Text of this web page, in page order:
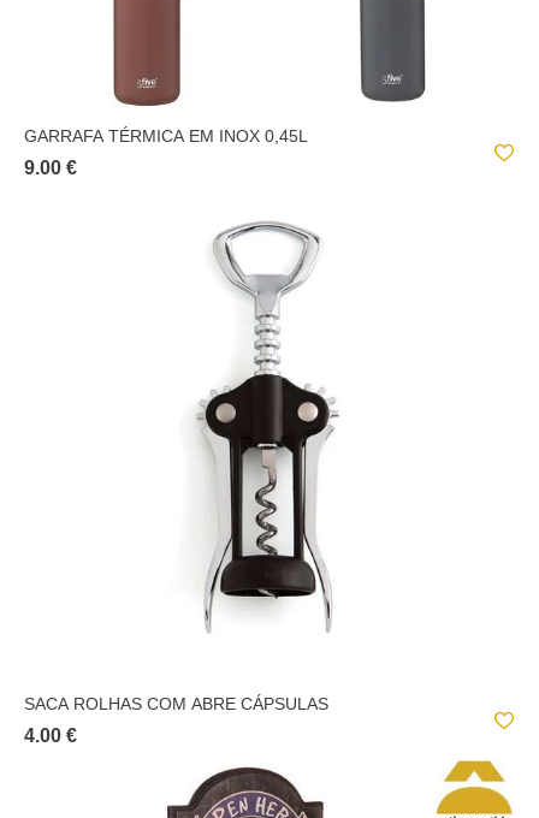
GARRAFA TÉRMICA EM INOX 0,45L
9.00 €
SACA ROLHAS COM ABRE CÁPSULAS
4.00 €